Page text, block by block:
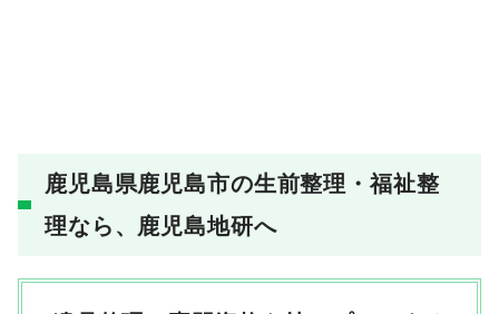
鹿児島県鹿児島市の生前整理・福祉整
理なら、鹿児島地研へ